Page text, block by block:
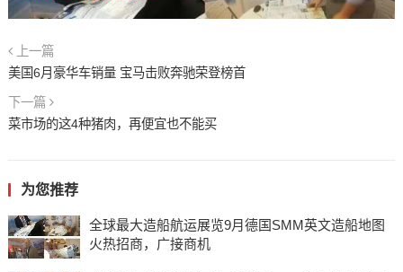
上一篇
美国6月豪华车销量 宝马击败奔驰荣登榜首
下一篇
菜市场的这4种猪肉，再便宜也不能买
为您推荐
全球最大造船航运展览9月德国SMM英文造船地图
火热招商，广接商机